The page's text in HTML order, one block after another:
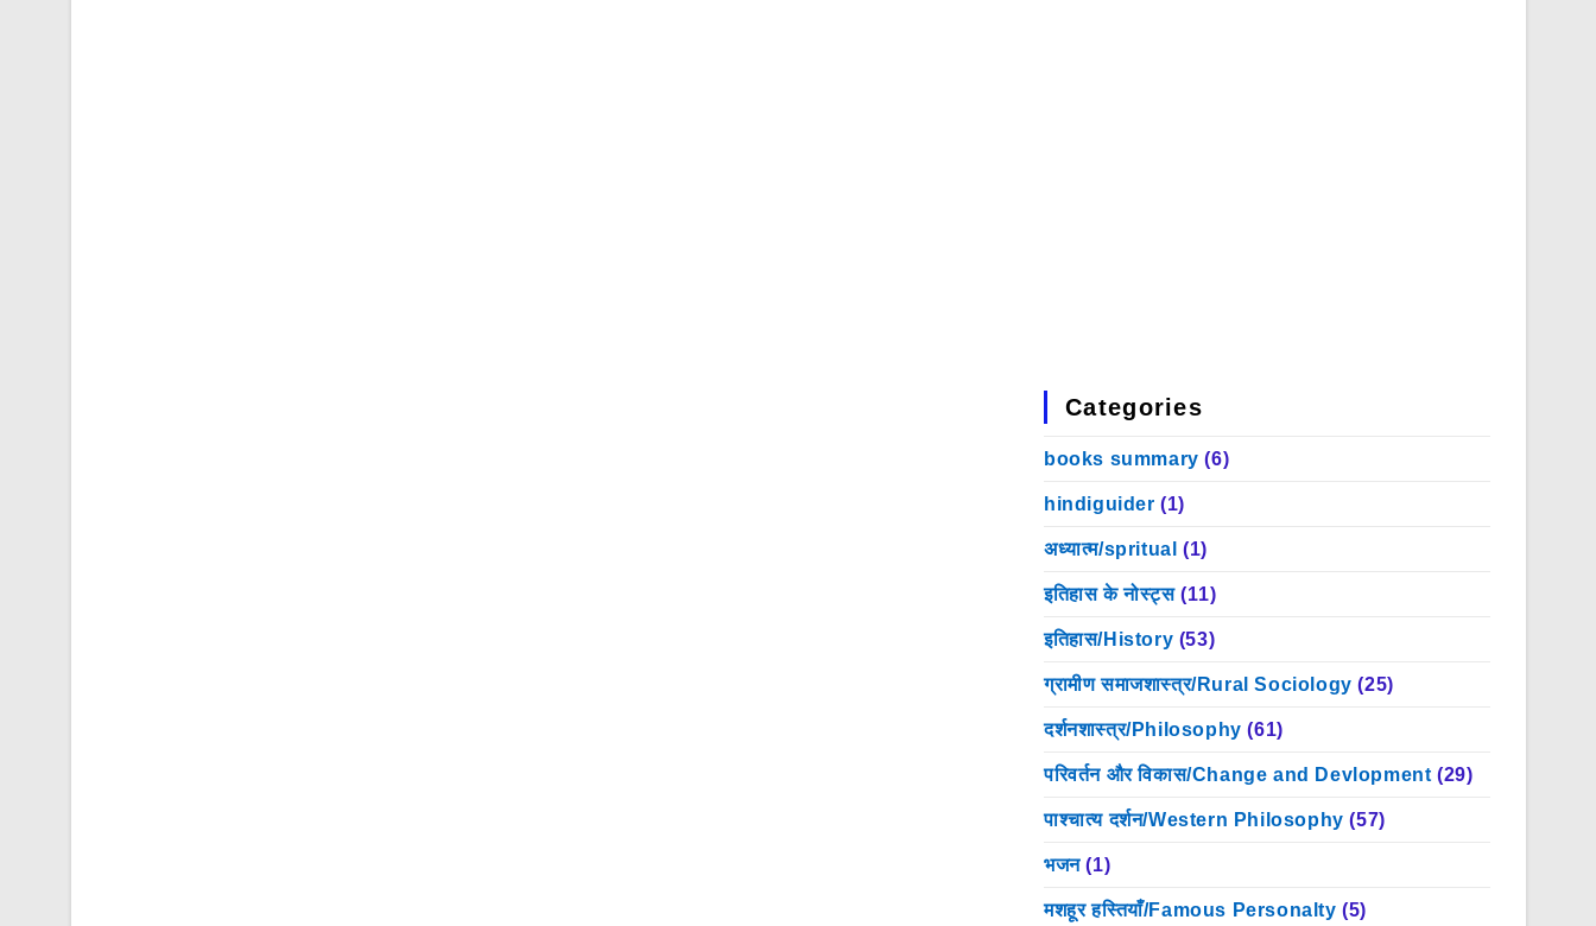
Categories
books summary (6)
hindiguider (1)
अध्यात्म/spritual (1)
इतिहास के नोस्ट्स (11)
इतिहास/History (53)
ग्रामीण समाजशास्त्र/Rural Sociology (25)
दर्शनशास्त्र/Philosophy (61)
परिवर्तन और विकास/Change and Devlopment (29)
पाश्चात्य दर्शन/Western Philosophy (57)
भजन (1)
मशहूर हस्तियाँ/Famous Personalty (5)